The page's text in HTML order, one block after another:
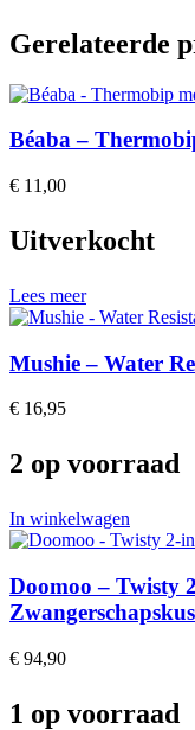
Gerelateerde
Béaba –
€ 11,00
Uitverkocht
Lees meer
Mushie – Water
€ 16,95
2 op voorraad
In winkelwagen
Doomoo – Twisty
€ 94,90
1 op voorraad